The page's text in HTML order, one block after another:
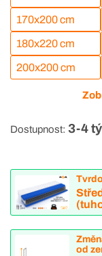
170x200 cm
180x220 cm
200x200 cm
Dostupnost: 3-4
od